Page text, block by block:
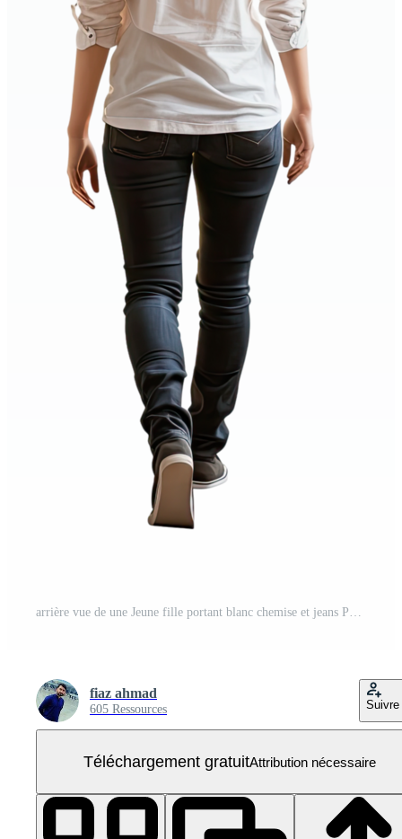
arrière vue de une Jeune fille portant blanc chemise et jeans PNG Gratuit
fiaz ahmad
605 Ressources Suivre
Téléchargement gratuitAttribution nécessaire